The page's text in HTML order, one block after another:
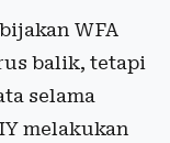
WFA
balik, tetapi
selama
melakukan